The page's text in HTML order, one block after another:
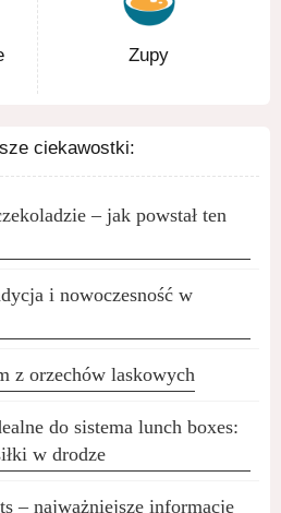
Zupy
ciekawostki:
– jak powstał ten
i nowoczesność w
z orzechów laskowych
do sistema lunch boxes:
w drodze
– najważniejsze informacje